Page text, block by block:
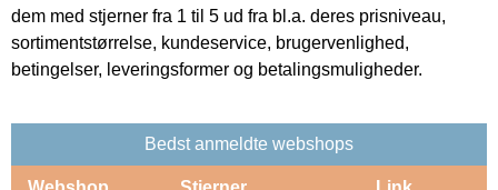
dem med stjerner fra 1 til 5 ud fra bl.a. deres prisniveau,
sortimentstørrelse, kundeservice, brugervenlighed,
betingelser, leveringsformer og betalingsmuligheder.
Bedst anmeldte webshops